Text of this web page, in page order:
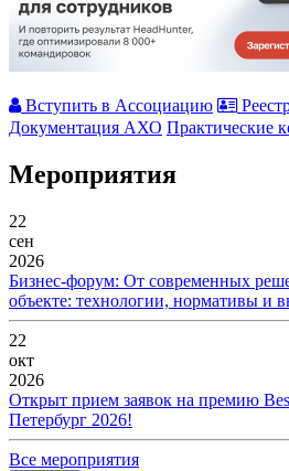
Вступить в Ассоциацию
Документация АХО Практические
Мероприятия
22
сен
2026
Бизнес-форум: От современных
объекте: технологии, нормативы и
22
окт
2026
Открыт прием заявок на премию
Петербург 2026!
Все мероприятия